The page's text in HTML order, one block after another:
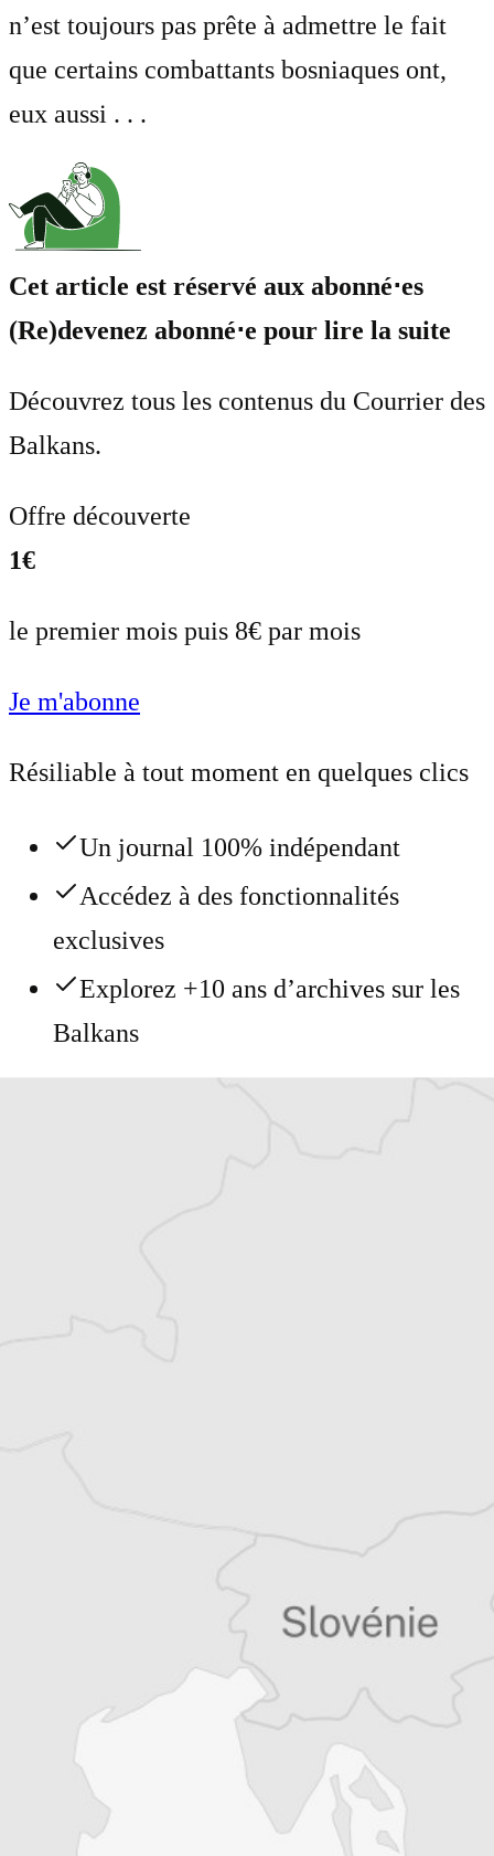
n’est toujours pas prête à admettre le fait
que certains combattants bosniaques ont,
eux aussi . . .
Cet article est réservé aux abonné⋅es
(Re)devenez abonné⋅e pour lire la suite
Découvrez tous les contenus du Courrier des
Balkans.
Offre découverte
1€
le premier mois puis 8€ par mois
Je m'abonne
Résiliable à tout moment en quelques clics
Un journal 100% indépendant
Accédez à des fonctionnalités
exclusives
Explorez +10 ans d’archives sur les
Balkans